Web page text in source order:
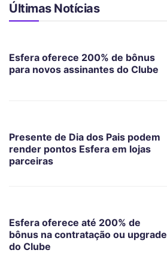
Últimas Notícias
Esfera oferece 200% de bônus
para novos assinantes do Clube
Presente de Dia dos Pais podem
render pontos Esfera em lojas
parceiras
Esfera oferece até 200% de
bônus na contratação ou upgrade
do Clube